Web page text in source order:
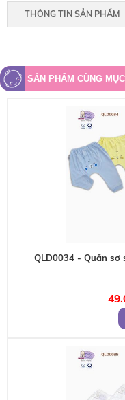
THÔNG TIN SẢN PHẨM
SẢN PHẨM CÙNG MỤC
QLD0034 - Quần sơ